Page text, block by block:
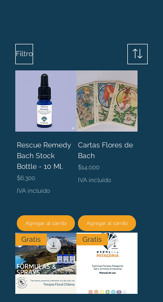
Filtro
Rescue Remedy
Bach Stock
Bottle - 10 Ml.
Precio
$6.300
IVA incluido
Agregar al carrito
Cartas Flores de
Bach
Precio
$14.000
IVA incluido
Agregar al carrito
Gratis Gratis